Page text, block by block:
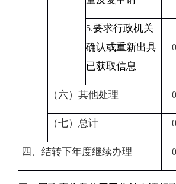
5.要求行政机关
确认或重新出具
已获取信息
0
（六）其他处理 0
（七）总计 0
四、结转下年度继续办理 0